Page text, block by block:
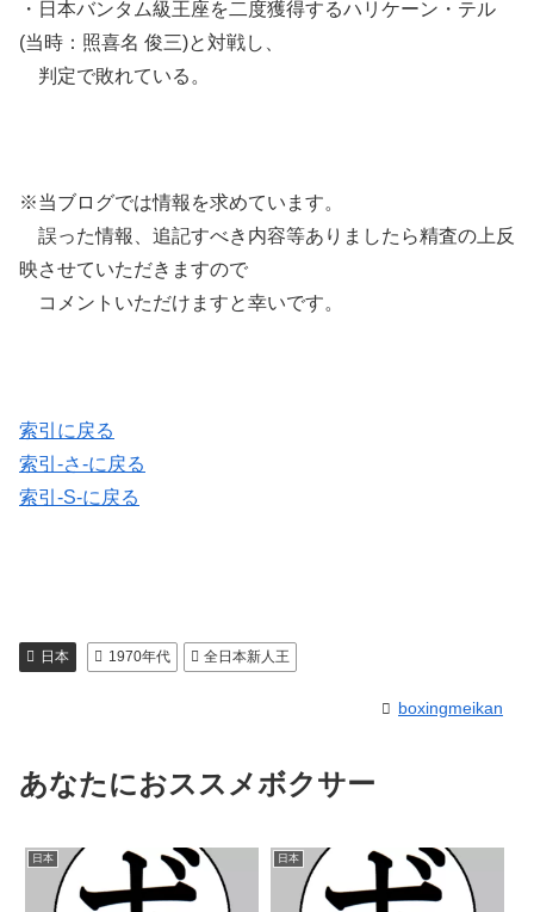
・日本バンタム級王座を二度獲得するハリケーン・テル
(当時：照喜名 俊三)と対戦し、
判定で敗れている。
※当ブログでは情報を求めています。
誤った情報、追記すべき内容等ありましたら精査の上反
映させていただきますので
コメントいただけますと幸いです。
索引に戻る
索引-さ-に戻る
索引-S-に戻る
日本 1970年代 全日本新人王
boxingmeikan
あなたにおススメボクサー
日本 日本